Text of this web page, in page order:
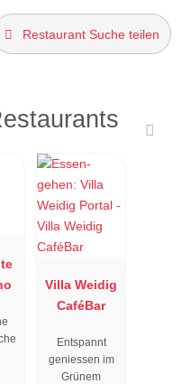
Restaurant Suche teilen
Villa Weidig
CaféBar
Entspannt
geniessen im
Grünem